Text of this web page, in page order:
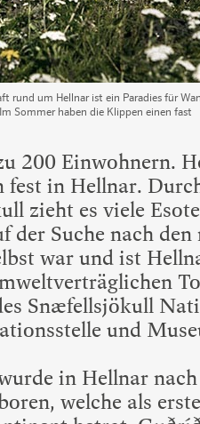
rund um Hellnar ist ein Paradies für
Sommer haben die Klippen einen fast
200 Einwohnern.
fest in Hellnar.
zieht es viele
der Suche nach
war und ist
Snæfellsjökull
und
in Hellnar
welche als